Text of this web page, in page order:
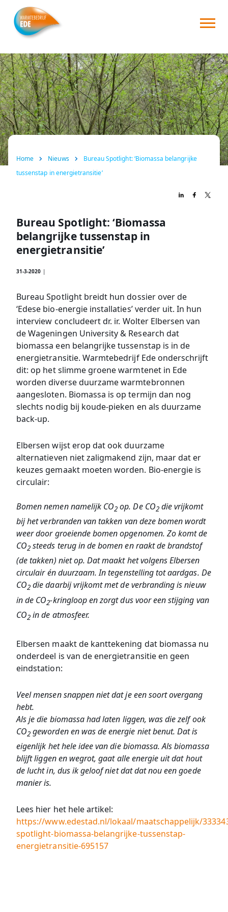
Home
Over ons
Consument
Zakelijk
Home Nieuws
Bureau Spotlight: ‘Biomassa belangrijke
tussenstap in energietransitie’
Bureau Spotlight: ‘Biomassa
belangrijke tussenstap in
energietransitie’
31-3-2020 |
Bureau Spotlight breidt hun dossier over de
‘Edese bio-energie installaties’ verder uit. In hun
interview concludeert dr. ir. Wolter Elbersen van
de Wageningen University & Research dat
biomassa een belangrijke tussenstap is in de
energietransitie. Warmtebedrijf Ede onderschrijft
dit: op het slimme groene warmtenet in Ede
worden diverse duurzame warmtebronnen
aangesloten. Biomassa is op termijn dan nog
slechts nodig bij koude-pieken en als duurzame
back-up.
Elbersen wijst erop dat ook duurzame
alternatieven niet zaligmakend zijn, maar dat er
keuzes gemaakt moeten worden. Bio-energie is
circulair:
Bomen nemen namelijk CO2 op. De CO2die vrijkomt
bij het verbranden van takken van deze bomen wordt
weer door groeiende bomen opgenomen. Zo komt de
CO2 steeds terug in de bomen en raakt de brandstof
(de takken) niet op. Dat maakt het volgens Elbersen
circulair én duurzaam. In tegenstelling tot aardgas. De
CO2 die daarbij vrijkomt met de verbranding is nieuw
in de CO2-kringloop en zorgt dus voor een stijging van
CO2 in de atmosfeer.
Elbersen maakt de kanttekening dat biomassa nu
onderdeel is van de energietransitie en geen
eindstation:
Veel mensen snappen niet dat je een soort overgang
hebt.
Als je die biomassa had laten liggen, was die zelf ook
CO2 geworden en was de energie niet benut. Dat is
eigenlijk het hele idee van die biomassa. Als biomassa
blijft liggen en wegrot, gaat alle energie uit dat hout
de lucht in, dus ik geloof niet dat dat nou een goede
manier is.
Lees hier het hele artikel:
https://www.edestad.nl/lokaal/maatschappelijk/
spotlight-biomassa-belangrijke-tussenstap-
energietransitie-695157